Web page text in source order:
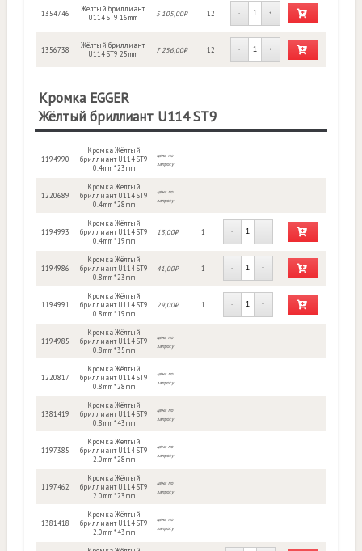
1354746
Жёлтый бриллиант
U114 ST9 16mm
5 105,00₽ 12 - +
1356738
Жёлтый бриллиант
U114 ST9 25mm
7 256,00₽ 12 - +
Кромка EGGER
Жёлтый бриллиант U114 ST9
1194990
Кромка Жёлтый
бриллиант U114 ST9
0.4mm * 23mm
цена по
запросу
1220689
Кромка Жёлтый
бриллиант U114 ST9
0.4mm * 28mm
цена по
запросу
1194993
Кромка Жёлтый
бриллиант U114 ST9
0.4mm * 19mm
13,00₽ 1 - +
1194986
Кромка Жёлтый
бриллиант U114 ST9
0.8mm * 23mm
41,00₽ 1 - +
1194991
Кромка Жёлтый
бриллиант U114 ST9
0.8mm * 19mm
29,00₽ 1 - +
1194985
Кромка Жёлтый
бриллиант U114 ST9
0.8mm * 35mm
цена по
запросу
1220817
Кромка Жёлтый
бриллиант U114 ST9
0.8mm * 28mm
цена по
запросу
1381419
Кромка Жёлтый
бриллиант U114 ST9
0.8mm * 43mm
цена по
запросу
1197385
Кромка Жёлтый
бриллиант U114 ST9
2.0mm * 28mm
цена по
запросу
1197462
Кромка Жёлтый
бриллиант U114 ST9
2.0mm * 23mm
цена по
запросу
1381418
Кромка Жёлтый
бриллиант U114 ST9
2.0mm * 43mm
цена по
запросу